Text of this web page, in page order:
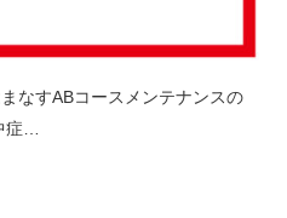
すABコースメンテナンスの
症…